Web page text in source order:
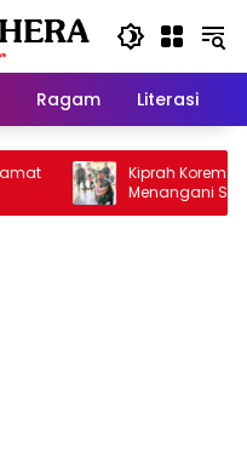
Ragam Literasi
Kiprah Korem 152/
Menangani Stunting